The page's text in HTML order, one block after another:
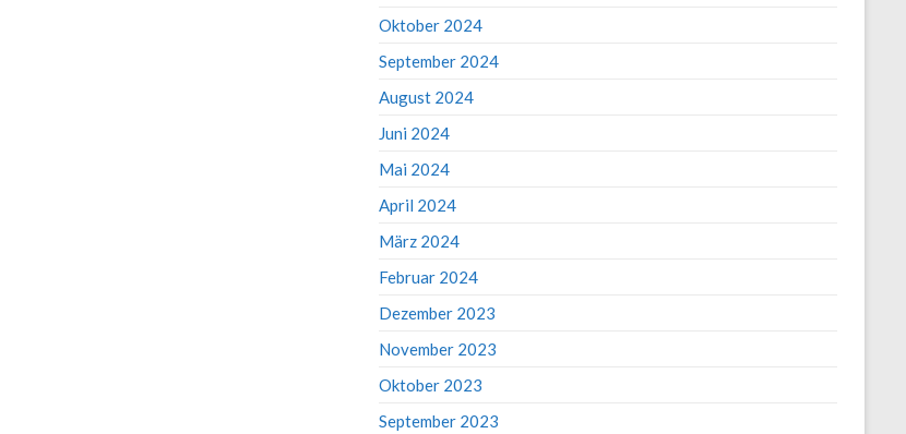
Oktober 2024
September 2024
August 2024
Juni 2024
Mai 2024
April 2024
März 2024
Februar 2024
Dezember 2023
November 2023
Oktober 2023
September 2023